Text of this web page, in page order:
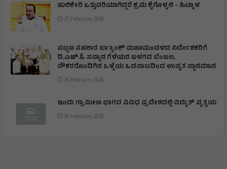
ಹುಲಿಕೇರಿ ಒತ್ತುವರಿಯಾಗಿದ್ದರೆ ಕ್ರಮ ಕೈಗೊಳ್ಳಲಿ - ಹಿಟ್ನಾಳ
27 February 2026
ಪಟ್ಟಣ ಸಹಕಾರ ಬ್ಯಾಾಂಕ್ ಮಹಾಮಂಡಳದ ನಿರ್ದೇಶಕರಿಗೆ
ಡಿ.ಎಚ್.ಓ ಸನ್ಮಾನ ಗೆಳೆಯರ ಬಳಗದ ಬೆಂಬಲ,
ನೌಕರರೊಂದಿಗಿನ ಒಳ್ಳೆಯ ಒಡನಾಟದಿಂದ ಉನ್ನತ ಸ್ಥಾನಮಾನ
26 February 2026
ಇಂದು ಗ್ರಾಮೀಣ ಭಾಗದ ವಿವಿಧ ಪ್ರದೇಶದಲ್ಲಿ ವಿದ್ಯುತ್ ವ್ಯತ್ಯಯ
26 February 2026